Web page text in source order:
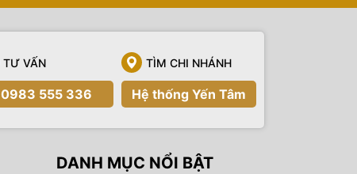
TƯ VẤN
0983 555 336
TÌM CHI NHÁNH
Hệ thống Yến Tâm
DANH MỤC NỔI BẬT